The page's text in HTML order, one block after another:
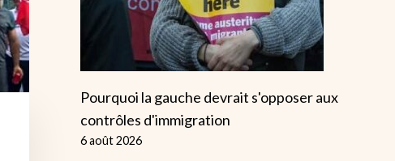
Pourquoi la gauche devrait s'opposer aux
contrôles d'immigration
6 août 2026